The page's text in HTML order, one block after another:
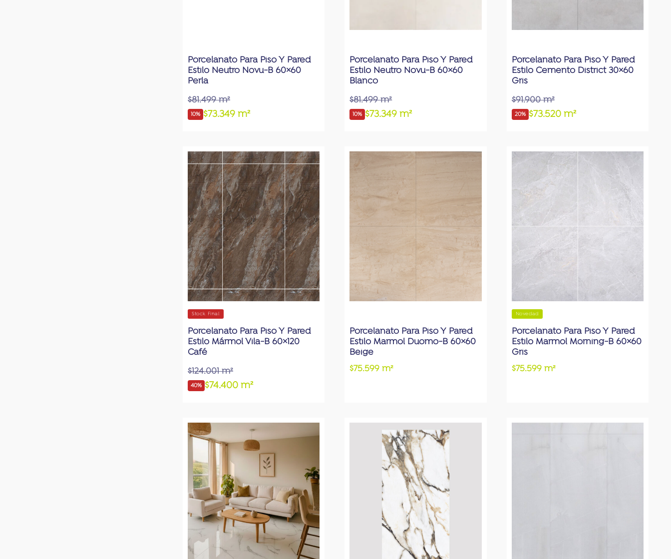
Porcelanato Para Piso Y Pared
Estilo Neutro Novu-B 60×60
Perla
$81.499 m²
10% $73.349 m²
Porcelanato Para Piso Y Pared
Estilo Neutro Novu-B 60×60
Blanco
$81.499 m²
10% $73.349 m²
Porcelanato Para Piso Y Pared
Estilo Cemento District 30×60
Gris
$91.900 m²
20% $73.520 m²
Stock Final
Porcelanato Para Piso Y Pared
Estilo Mármol Vila-B 60×120
Café
$124.001 m²
40% $74.400 m²
Porcelanato Para Piso Y Pared
Estilo Marmol Duomo-B 60×60
Beige
$75.599 m²
Novedad
Porcelanato Para Piso Y Pared
Estilo Marmol Morning-B 60×60
Gris
$75.599 m²